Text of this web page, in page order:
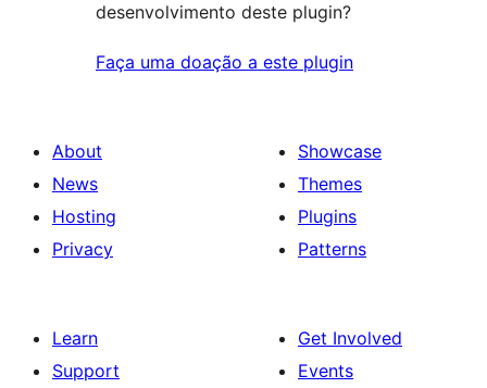
desenvolvimento deste plugin?
Faça uma doação a este plugin
About
News
Hosting
Privacy
Showcase
Themes
Plugins
Patterns
Learn
Support
Get Involved
Events